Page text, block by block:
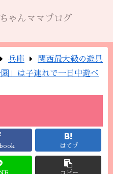
ゃんママブログ
兵庫
関西最大級の遊具
」は子連れで一日中遊べ
はてブ
コピー